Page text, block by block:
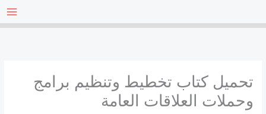
تحميل كتاب تخطيط وتنظيم برامج
وحملات العلاقات العامة